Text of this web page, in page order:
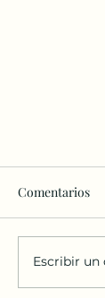
fiesta
Comentarios
Escribir un